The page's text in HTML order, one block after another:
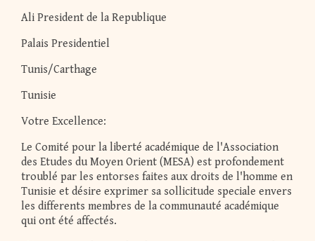
Ali President de la Republique
Palais Presidentiel
Tunis/Carthage
Tunisie
Votre Excellence:
Le Comité pour la liberté académique de l'Association
des Etudes du Moyen Orient (MESA) est profondement
troublé par les entorses faites aux droits de l'homme en
Tunisie et désire exprimer sa sollicitude speciale envers
les differents membres de la communauté académique
qui ont été affectés.